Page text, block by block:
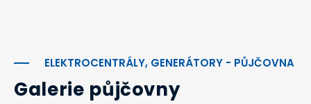
ELEKTROCENTRÁLY, GENERÁTORY - PŮJČOVNA
Galerie půjčovny